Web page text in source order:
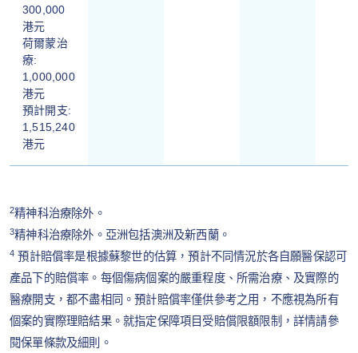
300,000
港元
荷爾蒙治
療:
1,000,000
港元
預計開支:
1,515,240
港元
2精神科治療除外。
3精神科治療除外。亞洲包括澳洲及新西蘭。
4 預計賠償率是根據蘇黎世的估算，預計不同情況於各自願醫保認可
產品下的賠償率。每個傷病個案的嚴重程度、所需治療、及實際的
醫療開支，都不盡相同。預計賠償率僅供參考之用，不應視為所有
個案的實際理賠結果。就指定保障項目受賠償限額限制，詳情請參
閱保單條款及細則。